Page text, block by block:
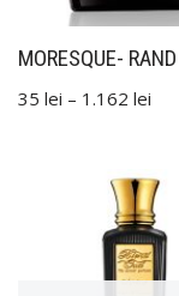
MORESQUE- RAND
35 lei – 1.162 lei